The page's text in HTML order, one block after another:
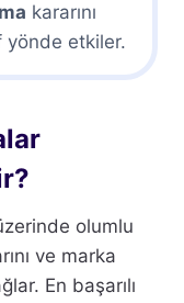
kararını
yönde etkiler.
olumlu
ve marka
En başarılı